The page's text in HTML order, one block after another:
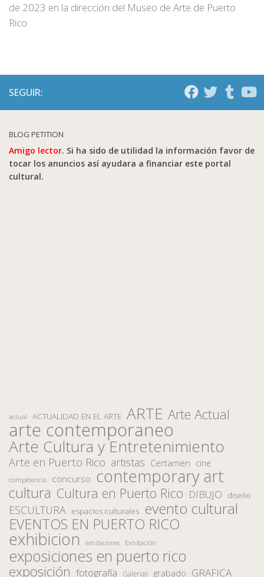
de 2023 en la dirección del Museo de Arte de Puerto
Rico
SEGUIR:
BLOG PETITION
Amigo lector. Si ha sido de utilidad la información favor de
tocar los anuncios así ayudara a financiar este portal
cultural.
actual ACTUALIDAD EN EL ARTE ARTE Arte Actual
arte contemporaneo
Arte Cultura y Entretenimiento
Arte en Puerto Rico artistas Certamen cine
competencia concurso contemporary art
cultura Cultura en Puerto Rico DIBUJO diseño
ESCULTURA espacios culturales evento cultural
EVENTOS EN PUERTO RICO
exhibicion exhibiciones Exhibición
exposiciones en puerto rico
exposición fotografía Galerias grabado GRAFICA